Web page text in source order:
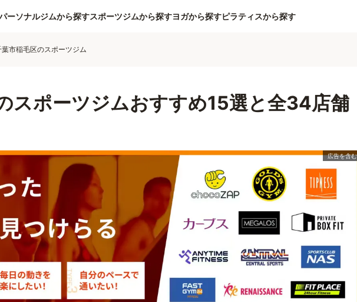
ーソナルジムから探すスポーツジムから探すヨガから探すピラティスから探す
葉市稲毛区のスポーツジム
スポーツジムおすすめ15選と全34店舗